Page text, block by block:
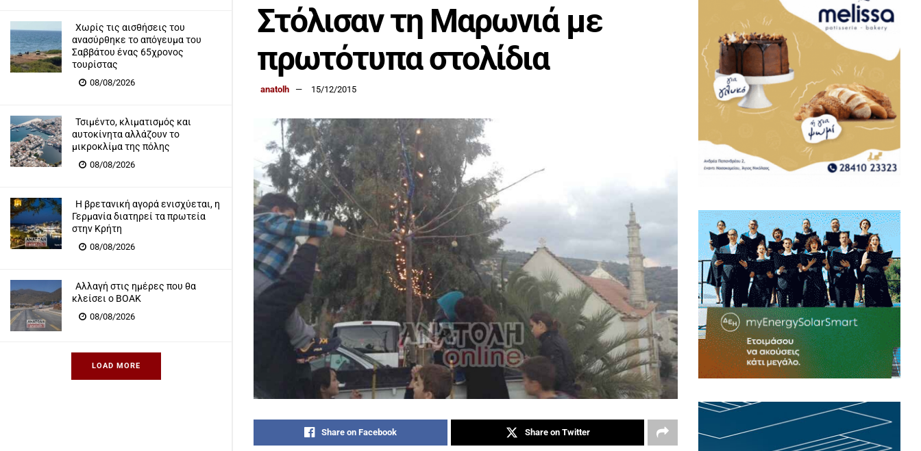
Χωρίς τις αισθήσεις του
ανασύρθηκε το απόγευμα του
Σαββάτου ένας 65χρονος
τουρίστας
08/08/2026
Τσιμέντο, κλιματισμός και
αυτοκίνητα αλλάζουν το
μικροκλίμα της πόλης
08/08/2026
Η βρετανική αγορά ενισχύεται, η
Γερμανία διατηρεί τα πρωτεία
στην Κρήτη
08/08/2026
Αλλαγή στις ημέρες που θα
κλείσει ο ΒΟΑΚ
08/08/2026
LOAD MORE
Στόλισαν τη Μαρωνιά με
πρωτότυπα στολίδια
anatolh 15/12/2015
Share on Facebook Share on Twitter